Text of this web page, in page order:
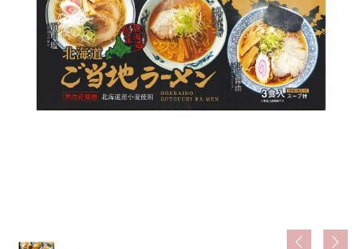
壺屋・き花
ブラック
サンダー
YOSHIMI
ホリ
北海道限定
菓子
その他の
お菓子
北海道特産品